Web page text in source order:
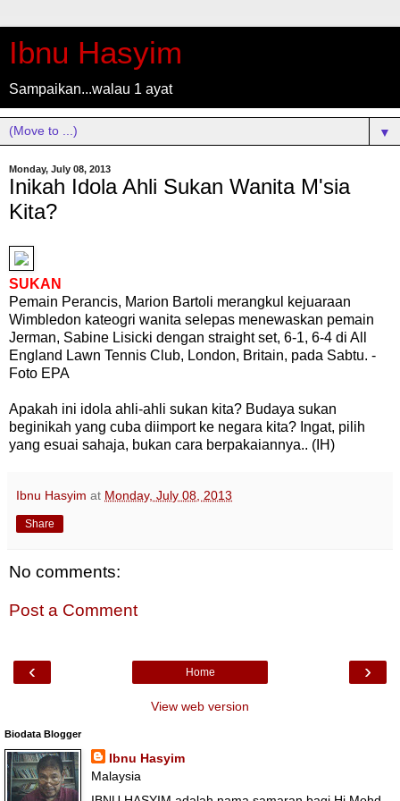
Ibnu Hasyim
Sampaikan...walau 1 ayat
▼
Monday, July 08, 2013
Inikah Idola Ahli Sukan Wanita M'sia
Kita?
SUKAN
Pemain Perancis, Marion Bartoli merangkul kejuaraan
Wimbledon kateogri wanita selepas menewaskan pemain
Jerman, Sabine Lisicki dengan straight set, 6-1, 6-4 di All
England Lawn Tennis Club, London, Britain, pada Sabtu. -
Foto EPA
Apakah ini idola ahli-ahli sukan kita? Budaya sukan
beginikah yang cuba diimport ke negara kita? Ingat, pilih
yang esuai sahaja, bukan cara berpakaiannya.. (IH)
Ibnu Hasyim at Monday, July 08, 2013
Share
No comments:
Post a Comment
‹ ›
Home
View web version
Biodata Blogger
Ibnu Hasyim
Malaysia